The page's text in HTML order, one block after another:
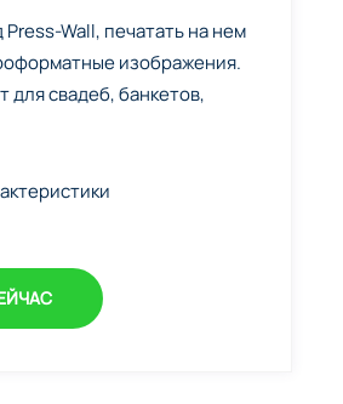
Wall, печатать на нем
изображения.
для свадеб, банкетов,